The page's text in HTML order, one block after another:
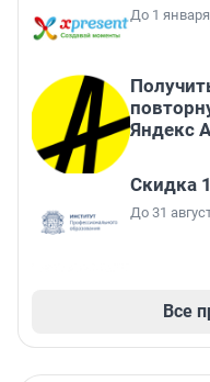
До 1
Яндекс
Скидка
До 31
Все